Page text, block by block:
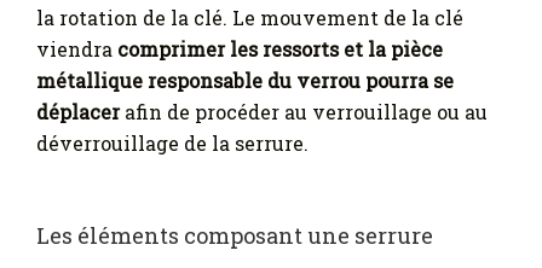
la rotation de la clé. Le mouvement de la clé
viendra comprimer les ressorts et la pièce
métallique responsable du verrou pourra se
déplacerafin de procéder au verrouillage ou au
déverrouillage de la serrure.
Les éléments composant une serrure